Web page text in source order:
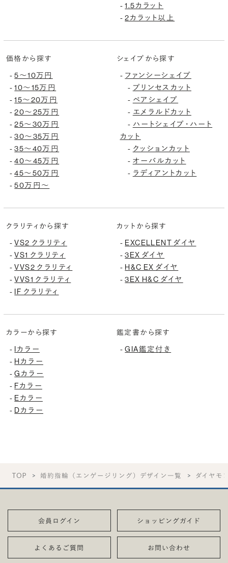
-1.5カラット
-2カラット以上
価格から探す
-5〜10万円
-10〜15万円
-15〜20万円
-20〜25万円
-25〜30万円
-30〜35万円
-35〜40万円
-40〜45万円
-45〜50万円
-50万円〜
シェイプから探す
- ファンシーシェイプ
- プリンセスカット
- ペアシェイプ
- エメラルドカット
- ハートシェイプ・ハート
カット
- クッションカット
- オーバルカット
- ラディアントカット
クラリティから探す
-VS2 クラリティ
-VS1 クラリティ
-VVS2 クラリティ
-VVS1 クラリティ
- IF クラリティ
カットから探す
- EXCELLENT ダイヤ
-3EX ダイヤ
- H&C EX ダイヤ
-3EX H&C ダイヤ
カラーから探す
- Iカラー
- Hカラー
-Gカラー
- Fカラー
- Eカラー
- Dカラー
鑑定書から探す
-GIA鑑定付き
TOP 婚約指輪（エンゲージリング）デザイン一覧 ダイヤモ
会員ログイン ショッピングガイド
よくあるご質問 お問い合わせ